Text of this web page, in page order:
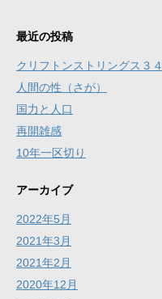
最近の投稿
クリフトンストリングス３４
人間の性（さが）
国力と人口
再開雑感
10年一区切り
アーカイブ
2022年5月
2021年3月
2021年2月
2020年12月